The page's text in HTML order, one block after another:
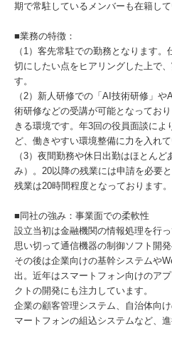
期で常駐しているメンバーも在籍して
■業務の特徴：
（1）客先常駐での勤務となります
切にしたい点をヒアリングした上で
す。
（2）新人研修での「AI技術研修」
術研修などの受講が可能となってお
きる環境です。年3回の役員面談によ
ど、働きやすい環境整備に力を入れて
（3）夜間勤務や休日出勤はほとん
み）。20以降の残業には申請を必要
残業は20時間程度となっております。
■同社の強み：事業面での柔軟性
設立当初は金融機関の情報処理を行
思い切って通信機器の制御ソフト開発
その後は企業向けの基幹システムや
出。近年はスマートフォン向けのア
クトの開発にも注力しています。
企業の顧客管理システム、自治体向
マートフォンの組込システムなど、